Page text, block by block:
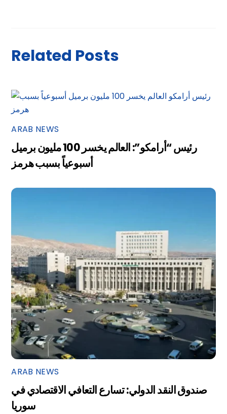
Related Posts
ARAB NEWS
رئيس “أرامكو”: العالم يخسر 100 مليون برميل
أسبوعياً بسبب هرمز
ARAB NEWS
صندوق النقد الدولي: تسارع التعافي الاقتصادي في
سوريا